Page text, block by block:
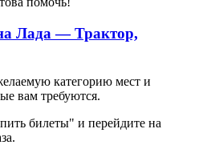
Лада — Трактор,
категорию мест и
вам требуются.
билеты" и перейдите на